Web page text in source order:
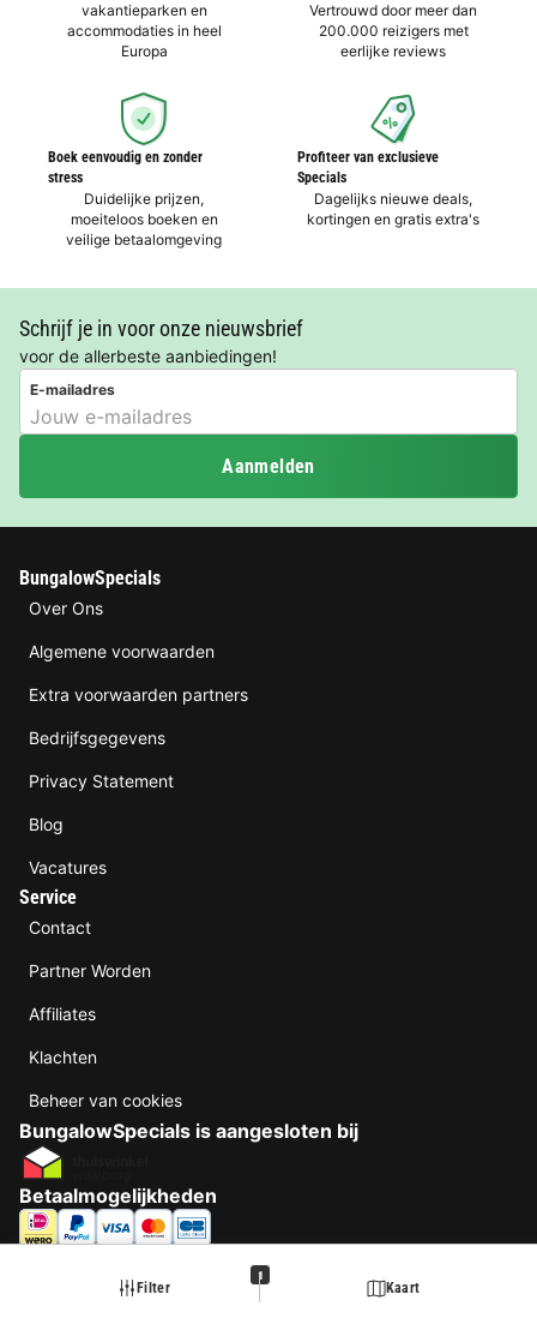
Filter
1
Kaart
vakantieparken en
accommodaties in heel
Europa
Vertrouwd door meer dan
200.000 reizigers met
eerlijke reviews
Boek eenvoudig en zonder
stress
Duidelijke prijzen,
moeiteloos boeken en
veilige betaalomgeving
Profiteer van exclusieve
Specials
Dagelijks nieuwe deals,
kortingen en gratis extra's
Schrijf je in voor onze nieuwsbrief
voor de allerbeste aanbiedingen!
E-mailadres
Aanmelden
BungalowSpecials
Over Ons
Algemene voorwaarden
Extra voorwaarden partners
Bedrijfsgegevens
Privacy Statement
Blog
Vacatures
Service
Contact
Partner Worden
Affiliates
Klachten
Beheer van cookies
BungalowSpecials is aangesloten bij
Betaalmogelijkheden